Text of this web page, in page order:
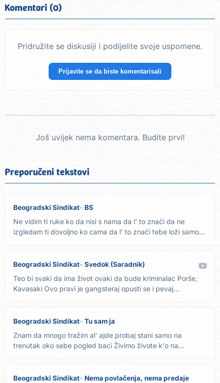
Komentari (0)
Pridružite se diskusiji i podijelite svoje uspomene.
Prijavite se da biste komentarisali
Još uvijek nema komentara. Budite prvi!
Preporučeni tekstovi
Beogradski Sindikat BS
Ne vidim ti ruke ko da nisi s nama da l' to znači da ne
izgledam ti dovoljno ko cama da l' to znači tebe loži samo...
Beogradski Sindikat Svedok (Saradnik)
Teo bi svaki da ima život ovaki da bude kriminalac Porše,
Kavasaki Ovo pravi je gangsteraj opusti se i pevaj
Beogradski Sindikat Tu sam ja
Znam da mnogo tražim al' ajde probaj stani samo na
trenutak oko sebe pogled baci Živimo živote k'o na
Beogradski Sindikat Nema povlačenja, nema predaje